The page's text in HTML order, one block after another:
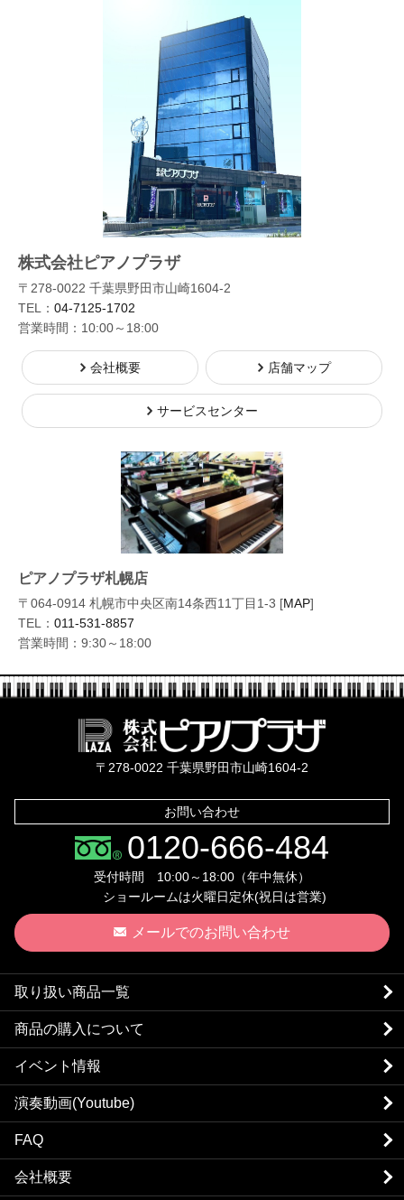
株式会社ピアノプラザ
〒278-0022 千葉県野田市山崎1604-2
TEL： 04-7125-1702
営業時間：10:00～18:00
会社概要 店舗マップ
サービスセンター
ピアノプラザ札幌店
〒064-0914 札幌市中央区南14条西11丁目1-3 [MAP]
TEL： 011-531-8857
営業時間：9:30～18:00
〒278-0022 千葉県野田市山崎1604-2
お問い合わせ
0120-666-484
受付時間 10:00～18:00（年中無休）
ショールームは火曜日定休(祝日は営業)
メールでのお問い合わせ
取り扱い商品一覧
商品の購入について
イベント情報
演奏動画(Youtube)
FAQ
会社概要